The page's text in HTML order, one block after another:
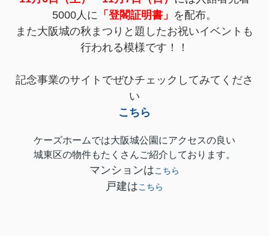
5000人に 「登閣証明書」 を配布。
また大阪城の秋まつりと題したお祝いイベントも
行われる模様です！！
記念事業のサイトでぜひチェックしてみてくださ
い
こちら
ケーズホームでは大阪城公園にアクセスの良い
城東区の物件もたくさんご紹介しております。
マンションはこちら
戸建はこちら